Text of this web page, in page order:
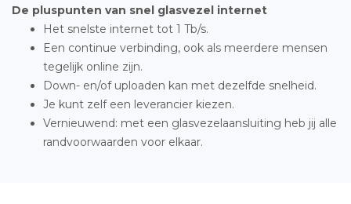
De pluspunten van snel glasvezel internet
Het snelste internet tot 1 Tb/s.
Een continue verbinding, ook als meerdere mensen
tegelijk online zijn.
Down- en/of uploaden kan met dezelfde snelheid.
Je kunt zelf een leverancier kiezen.
Vernieuwend: met een glasvezelaansluiting heb jij alle
randvoorwaarden voor elkaar.